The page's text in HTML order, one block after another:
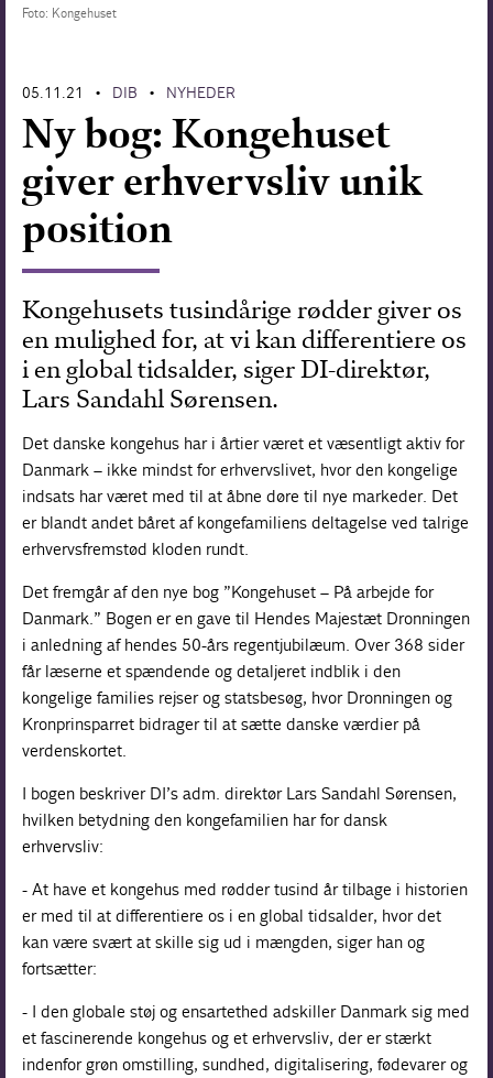
Foto: Kongehuset
05.11.21 • DIB • NYHEDER
Ny bog: Kongehuset
giver erhvervsliv unik
position
Kongehusets tusindårige rødder giver os
en mulighed for, at vi kan differentiere os
i en global tidsalder, siger DI-direktør,
Lars Sandahl Sørensen.
Det danske kongehus har i årtier været et væsentligt aktiv for
Danmark – ikke mindst for erhvervslivet, hvor den kongelige
indsats har været med til at åbne døre til nye markeder. Det
er blandt andet båret af kongefamiliens deltagelse ved talrige
erhvervsfremstød kloden rundt.
Det fremgår af den nye bog ”Kongehuset – På arbejde for
Danmark.” Bogen er en gave til Hendes Majestæt Dronningen
i anledning af hendes 50-års regentjubilæum. Over 368 sider
får læserne et spændende og detaljeret indblik i den
kongelige families rejser og statsbesøg, hvor Dronningen og
Kronprinsparret bidrager til at sætte danske værdier på
verdenskortet.
I bogen beskriver DI’s adm. direktør Lars Sandahl Sørensen,
hvilken betydning den kongefamilien har for dansk
erhvervsliv:
- At have et kongehus med rødder tusind år tilbage i historien
er med til at differentiere os i en global tidsalder, hvor det
kan være svært at skille sig ud i mængden, siger han og
fortsætter:
- I den globale støj og ensartethed adskiller Danmark sig med
et fascinerende kongehus og et erhvervsliv, der er stærkt
indenfor grøn omstilling, sundhed, digitalisering, fødevarer og